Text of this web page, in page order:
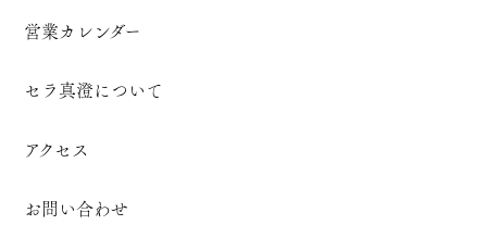
営業カレンダー
セラ真澄について
アクセス
お問い合わせ